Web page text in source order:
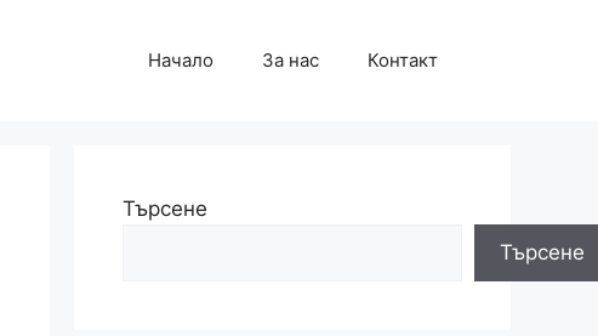
Начало За нас Контакт
Търсене
Търсене